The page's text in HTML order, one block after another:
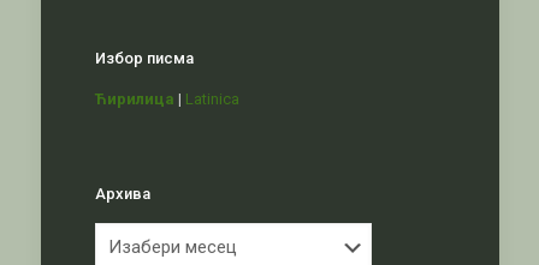
Избор писма
Ћирилица | Latinica
Архива